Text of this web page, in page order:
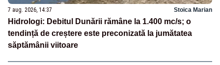
7 aug. 2026, 14:37 Stoica Marian
Hidrologi: Debitul Dunării rămâne la 1.400 mc/s; o
tendință de creștere este preconizată la jumătatea
săptămânii viitoare